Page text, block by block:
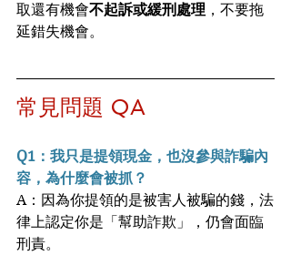
取還有機會不起訴或緩刑處理 ，不要拖
延錯失機會。
常見問題 QA
Q1：我只是提領現金，也沒參與詐騙內
容，為什麼會被抓？
A：因為你提領的是被害人被騙的錢，法
律上認定你是「幫助詐欺」，仍會面臨
刑責。